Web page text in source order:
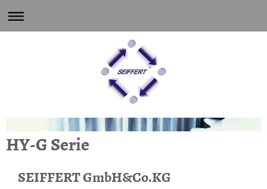
HY-G Serie
SEIFFERT GmbH&Co.KG